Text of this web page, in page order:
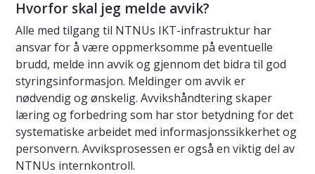
Hvorfor skal jeg melde avvik?
Alle med tilgang til NTNUs IKT-infrastruktur har
ansvar for å være oppmerksomme på eventuelle
brudd, melde inn avvik og gjennom det bidra til god
styringsinformasjon. Meldinger om avvik er
nødvendig og ønskelig. Avvikshåndtering skaper
læring og forbedring som har stor betydning for det
systematiske arbeidet med informasjonssikkerhet og
personvern. Avviksprosessen er også en viktig del av
NTNUs internkontroll.